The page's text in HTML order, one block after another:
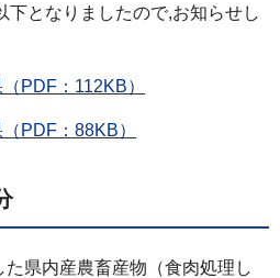
下となりましたので,お知らせし
PDF：112KB）
PDF：88KB）
県内産農畜産物（食肉処理し